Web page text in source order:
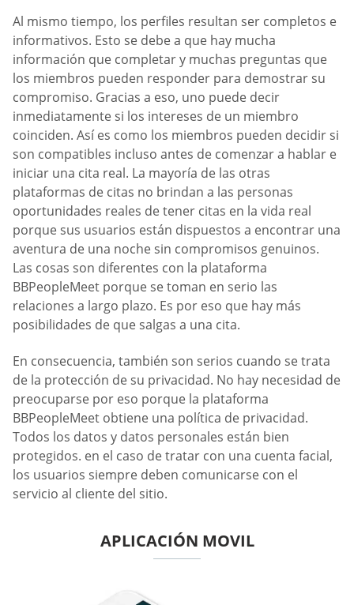
Al mismo tiempo, los perfiles resultan ser completos e
informativos. Esto se debe a que hay mucha
información que completar y muchas preguntas que
los miembros pueden responder para demostrar su
compromiso. Gracias a eso, uno puede decir
inmediatamente si los intereses de un miembro
coinciden. Así es como los miembros pueden decidir si
son compatibles incluso antes de comenzar a hablar e
iniciar una cita real. La mayoría de las otras
plataformas de citas no brindan a las personas
oportunidades reales de tener citas en la vida real
porque sus usuarios están dispuestos a encontrar una
aventura de una noche sin compromisos genuinos.
Las cosas son diferentes con la plataforma
BBPeopleMeet porque se toman en serio las
relaciones a largo plazo. Es por eso que hay más
posibilidades de que salgas a una cita.
En consecuencia, también son serios cuando se trata
de la protección de su privacidad. No hay necesidad de
preocuparse por eso porque la plataforma
BBPeopleMeet obtiene una política de privacidad.
Todos los datos y datos personales están bien
protegidos. en el caso de tratar con una cuenta facial,
los usuarios siempre deben comunicarse con el
servicio al cliente del sitio.
APLICACIÓN MOVIL